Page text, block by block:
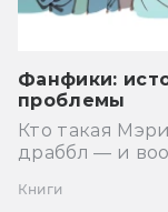
Фанфики:
проблемы
Кто такая
драббл — и
Книги